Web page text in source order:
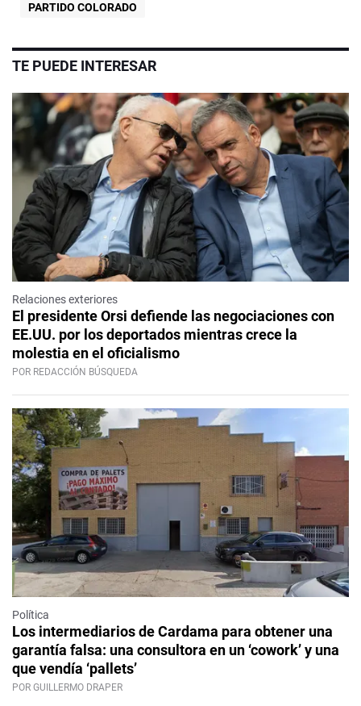
PARTIDO COLORADO
TE PUEDE INTERESAR
Relaciones exteriores
El presidente Orsi defiende las negociaciones con
EE.UU. por los deportados mientras crece la
molestia en el oficialismo
POR REDACCIÓN BÚSQUEDA
Política
Los intermediarios de Cardama para obtener una
garantía falsa: una consultora en un ‘cowork’ y una
que vendía ‘pallets’
POR GUILLERMO DRAPER